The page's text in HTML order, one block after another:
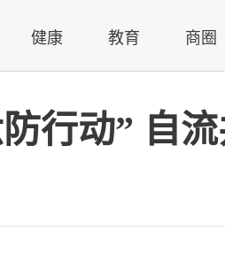
健康 教育 商圈
行动” 自